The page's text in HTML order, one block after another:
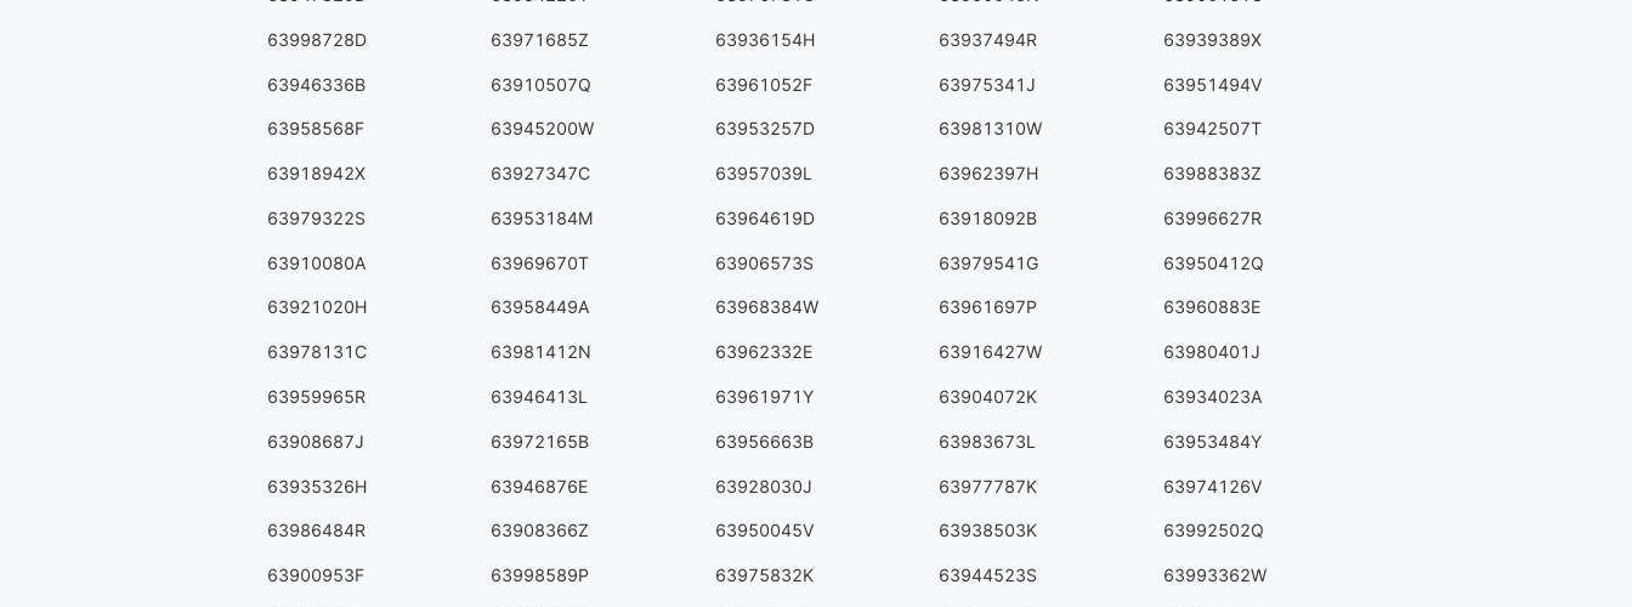
63998728D 63971685Z 63936154H 63937494R 63939389X
63946336B 63910507Q 63961052F 63975341J 63951494V
63958568F 63945200W 63953257D 63981310W 63942507T
63918942X 63927347C 63957039L 63962397H 63988383Z
63979322S 63953184M 63964619D 63918092B 63996627R
63910080A 63969670T 63906573S 63979541G 63950412Q
63921020H 63958449A 63968384W 63961697P 63960883E
63978131C 63981412N 63962332E 63916427W 63980401J
63959965R 63946413L 63961971Y 63904072K 63934023A
63908687J 63972165B 63956663B 63983673L 63953484Y
63935326H 63946876E 63928030J 63977787K 63974126V
63986484R 63908366Z 63950045V 63938503K 63992502Q
63900953F 63998589P 63975832K 63944523S 63993362W